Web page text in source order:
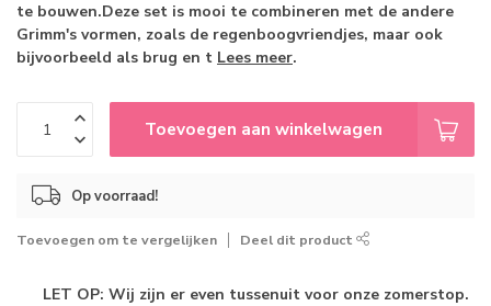
te bouwen.Deze set is mooi te combineren met de andere
Grimm's vormen, zoals de regenboogvriendjes, maar ook
bijvoorbeeld als brug en t Lees meer.
Toevoegen aan winkelwagen
Op voorraad!
Toevoegen om te vergelijken Deel dit product
LET OP: Wij zijn er even tussenuit voor onze zomerstop.